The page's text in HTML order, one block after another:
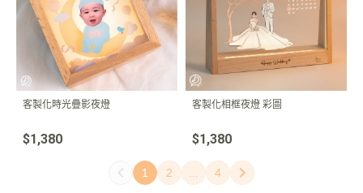
客製化時光疊影夜燈
$1,380
客製化相框夜燈 彩圖
$1,380
1 2 4